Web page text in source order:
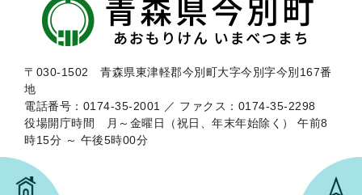
〒030-1502 青森県東津軽郡今別町大字今別字今別167番
地
電話番号：0174-35-2001 ／ ファクス：0174-35-2298
役場開庁時間 月～金曜日（祝日、年末年始除く） 午前8
時15分 ～ 午後5時00分